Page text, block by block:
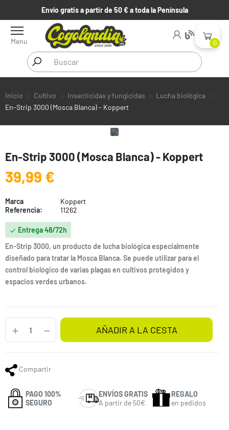
Envío gratis a partir de 50 € a toda la Península
Menu 0
Inicio Cultivo Insecticidas y fungicidas
Lucha biológica
En-Strip 3000 (Mosca Blanca) - Koppert
En-Strip 3000 (Mosca Blanca) - Koppert
39,99 €
Marca
Koppert
Referencia:
11262
 Entrega 48/72h
En-Strip 3000, un producto de lucha biológica especialmente
diseñado para tratar la Mosca Blanca. Se puede utilizar para el
control biológico de varias plagas en cultivos protegidos y
espacios verdes urbanos.
AÑADIR A LA CESTA
Compartir
PAGO 100%
SEGURO
ENVÍOS GRATIS
A partir de 50€
REGALO
en pedidos